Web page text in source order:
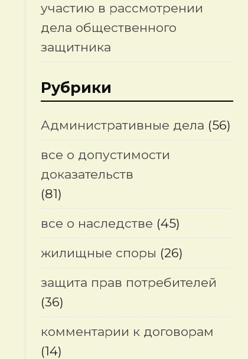
участию в рассмотрении
дела общественного
защитника
Рубрики
Административные дела (56)
все о допустимости
доказательств
(81)
все о наследстве (45)
жилищные споры (26)
защита прав потребителей
(36)
комментарии к договорам
(14)